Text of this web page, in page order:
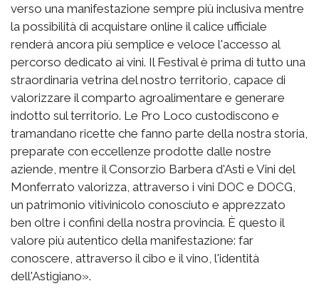
verso una manifestazione sempre più inclusiva mentre
la possibilità di acquistare online il calice ufficiale
renderà ancora più semplice e veloce l'accesso al
percorso dedicato ai vini. Il Festival è prima di tutto una
straordinaria vetrina del nostro territorio, capace di
valorizzare il comparto agroalimentare e generare
indotto sul territorio. Le Pro Loco custodiscono e
tramandano ricette che fanno parte della nostra storia,
preparate con eccellenze prodotte dalle nostre
aziende, mentre il Consorzio Barbera d'Asti e Vini del
Monferrato valorizza, attraverso i vini DOC e DOCG,
un patrimonio vitivinicolo conosciuto e apprezzato
ben oltre i confini della nostra provincia. È questo il
valore più autentico della manifestazione: far
conoscere, attraverso il cibo e il vino, l'identità
dell'Astigiano».